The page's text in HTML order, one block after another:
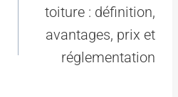
toiture : définition,
avantages, prix et
réglementation